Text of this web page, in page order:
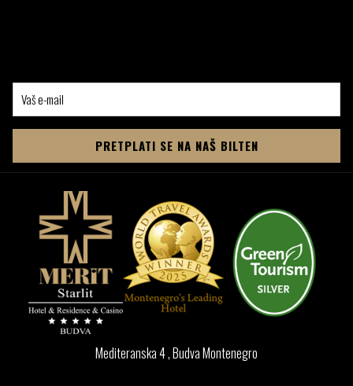
izuzetan doživljaj u kome svaki zalogaj i svaki takt stvaraju simfoniju ukusa i
zvuka.
PRETPLATI SE NA NAŠ BILTEN
Mediteranska 4 , Budva Montenegro